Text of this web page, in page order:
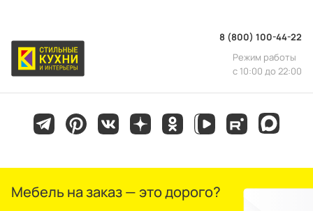
8 (800) 100-44-22
Режим работы
с 10:00 до 22:00
Мебель на заказ — это дорого?